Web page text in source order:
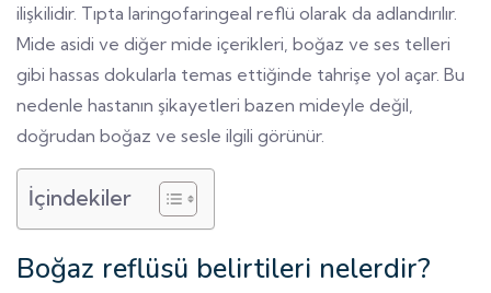
ilişkilidir. Tıpta laringofaringeal reflü olarak da adlandırılır.
Mide asidi ve diğer mide içerikleri, boğaz ve ses telleri
gibi hassas dokularla temas ettiğinde tahrişe yol açar. Bu
nedenle hastanın şikayetleri bazen mideyle değil,
doğrudan boğaz ve sesle ilgili görünür.
İçindekiler
Boğaz reflüsü belirtileri nelerdir?